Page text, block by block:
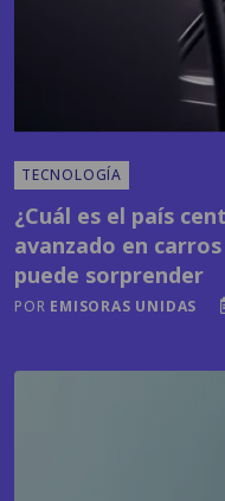
TECNOLOGÍA
¿Cuál es el país
avanzado en
puede sorprender
POR EMISORAS UNIDAS